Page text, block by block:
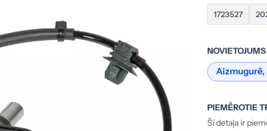
1723527
NOVIETOJUMS
Aizmugurē,
PIEMĒROTIE
Šī detaļa ir